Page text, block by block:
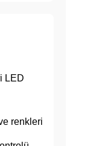
LED
renkleri